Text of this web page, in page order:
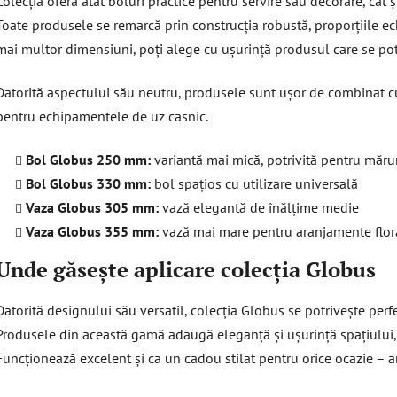
i
l
o
produsele se remarcă prin construcția robustă, proporțiile
multor dimensiuni, poți alege cu ușurință produsul care se
aspectului său neutru, produsele sunt ușor de combinat
echipamentele de uz casnic.
Bol Globus 250 mm: variantă mai mică, potrivită pentru
Bol Globus 330 mm: bol spațios cu utilizare universală
Vaza Globus 305 mm: vază elegantă de înălțime medie
Vaza Globus 355 mm: vază mai mare pentru aranjamente
găsește aplicare colecția Globus
designului său versatil, colecția Globus se potrivește
din această gamă adaugă eleganță și ușurință
excelent și ca un cadou stilat pentru orice ocazie –